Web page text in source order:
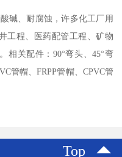
碱、耐腐蚀，许多化工厂用
工程、医药配管工程、矿物
相关配件：90°弯头、45°弯
管帽、FRPP管帽、CPVC管
Top